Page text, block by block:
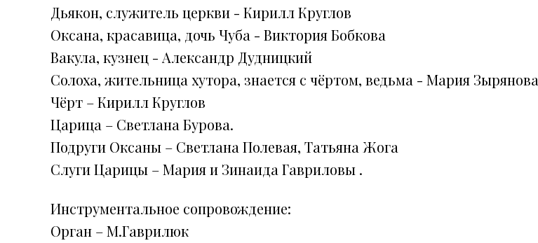
Дьякон, служитель церкви - Кирилл Круглов
Оксана, красавица, дочь Чуба - Виктория Бобкова
Вакула, кузнец - Александр Дудницкий
Солоха, жительница хутора, знается с чёртом, ведьма - Мария Зырянова
Чёрт – Кирилл Круглов
Царица – Светлана Бурова.
Подруги Оксаны – Светлана Полевая, Татьяна Жога
Слуги Царицы – Мария и Зинаида Гавриловы .
Инструментальное сопровождение:
Орган – М.Гаврилюк